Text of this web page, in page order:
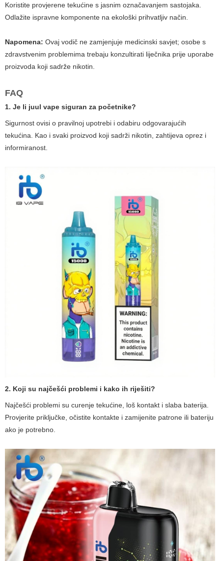
Koristite provjerene tekućine s jasnim označavanjem sastojaka.
Odlažite ispravne komponente na ekološki prihvatljiv način.
Napomena: Ovaj vodič ne zamjenjuje medicinski savjet; osobe s
zdravstvenim problemima trebaju konzultirati liječnika prije uporabe
proizvoda koji sadrže nikotin.
FAQ
1. Je li juul vape siguran za početnike?
Sigurnost ovisi o pravilnoj upotrebi i odabiru odgovarajućih
tekućina. Kao i svaki proizvod koji sadrži nikotin, zahtijeva oprez i
informiranost.
2. Koji su najčešći problemi i kako ih riješiti?
Najčešći problemi su curenje tekućine, loš kontakt i slaba baterija.
Provjerite priključke, očistite kontakte i zamijenite patrone ili bateriju
ako je potrebno.